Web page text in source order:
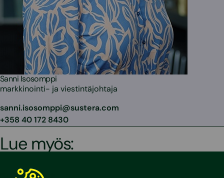
Sanni Isosomppi
markkinointi- ja viestintäjohtaja
sanni.isosomppi@sustera.com
+358 40 172 8430
Lue myös: